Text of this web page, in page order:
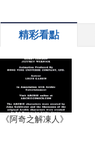
精彩看點
《阿奇之解凍人》